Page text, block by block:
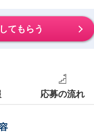
てもらう
応募の流れ